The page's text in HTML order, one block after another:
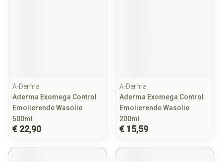
A-Derma
Aderma Exomega Control
Emolierende Wasolie
500ml
€ 22,90
A-Derma
Aderma Exomega Control
Emolierende Wasolie
200ml
€ 15,59